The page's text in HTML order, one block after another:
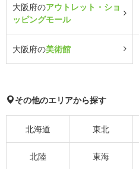
大阪府のアウトレット・ショ
ッピングモール
大阪府の美術館
その他のエリアから探す
北海道 東北
北陸 東海